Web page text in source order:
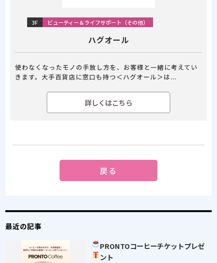
3F ビューティー＆ライフサポート（その他）
ハグオール
使わなくなったモノの手放し方を、お客様と一緒に考えてい
きます。大手百貨店に窓口も持つ＜ハグオール＞は...
詳しくはこちら
戻る
最近の記事
PRONTOコーヒーチケットプレゼ
ント